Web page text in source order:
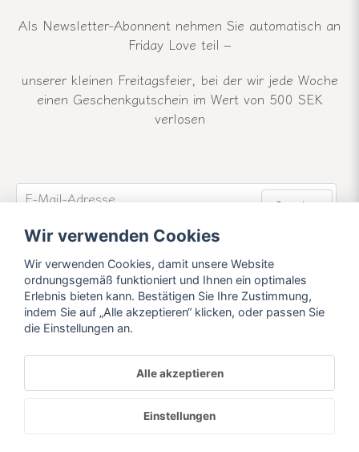
Als Newsletter-Abonnent nehmen Sie automatisch an
Friday Love teil –
unserer kleinen Freitagsfeier, bei der wir jede Woche
einen Geschenkgutschein im Wert von 500 SEK
verlosen
email
E-Mail-Adresse
Senden
Werden Sie Mitglied unseres Newsletters und
erfahren Sie mehr über unsere Neuigkeiten und
Angebote.
Powered by Nyehandel AB
Wir verwenden Cookies
Wir verwenden Cookies, damit unsere Website
ordnungsgemäß funktioniert und Ihnen ein optimales
Erlebnis bieten kann. Bestätigen Sie Ihre Zustimmung,
indem Sie auf „Alle akzeptieren“ klicken, oder passen Sie
die Einstellungen an.
Alle akzeptieren
Einstellungen